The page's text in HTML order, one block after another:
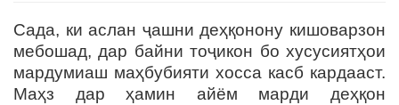
Сада, ки аслан ҷашни деҳқонону кишоварзон
мебошад, дар байни тоҷикон бо хусусиятҳои
мардумиаш маҳбубияти хосса касб кардааст.
Маҳз дар ҳамин айём марди деҳқон